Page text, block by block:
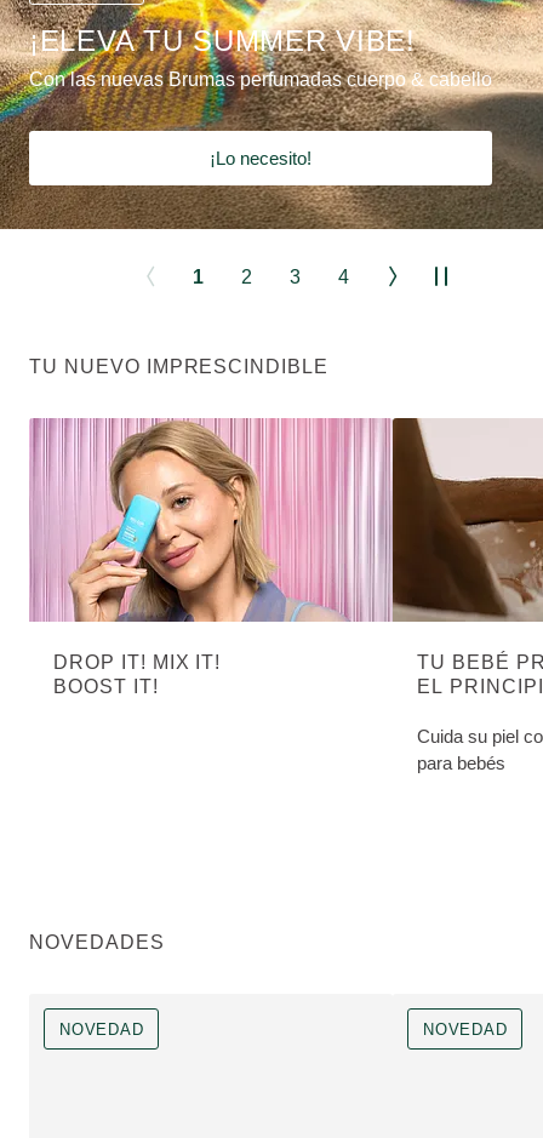
¡ELEVA TU SUMMER VIBE!
Con las nuevas Brumas perfumadas cuerpo & cabello
¡Lo necesito!
1 2 3 4
TU NUEVO IMPRESCINDIBLE
DROP IT! MIX IT!
BOOST IT!
TU BEBÉ
EL
Cuida su piel
para bebés
NOVEDADES
NOVEDAD NOVEDAD